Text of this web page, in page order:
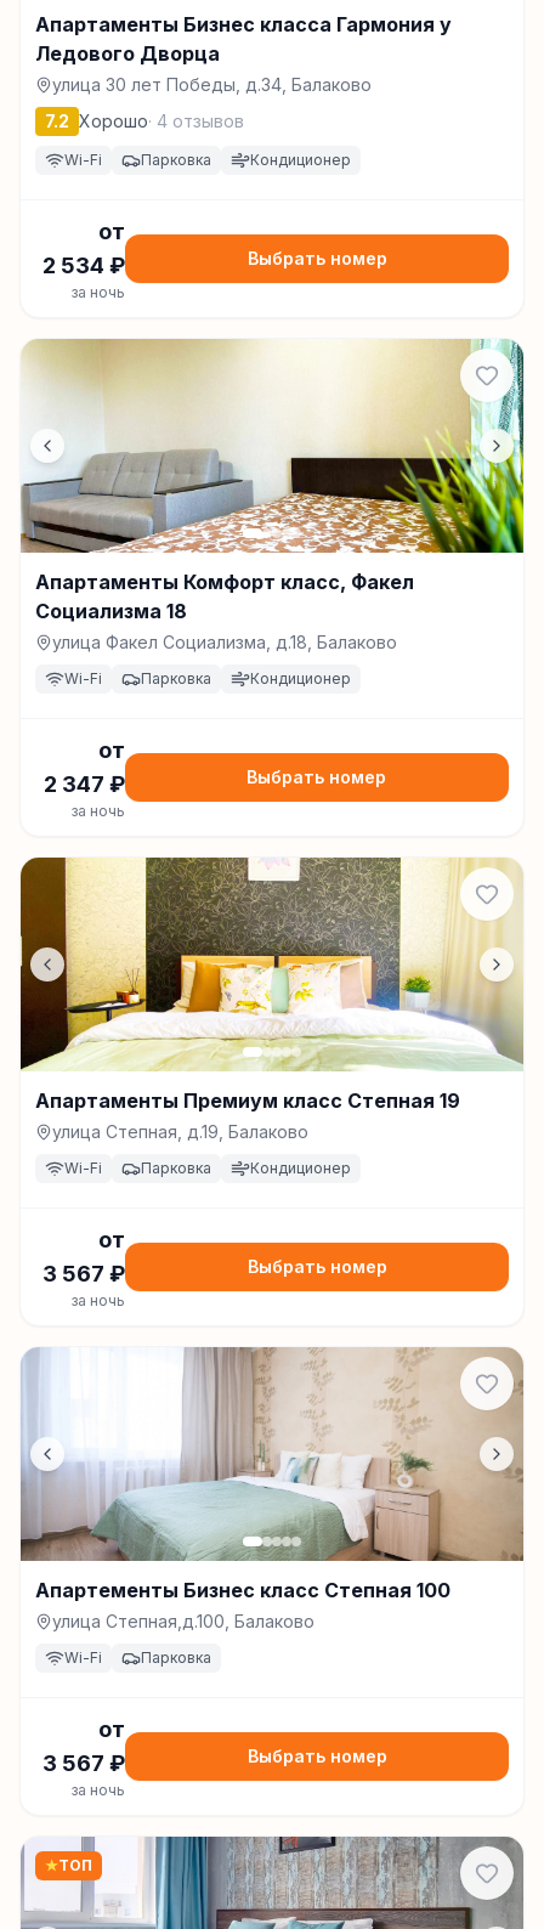
Апартаменты Бизнес класса Гармония у
Ледового Дворца
улица 30 лет Победы, д.34, Балаково
7.2 Хорошо· 4 отзывов
Wi-Fi Парковка Кондиционер
от
2 534 ₽
за ночь
Выбрать номер
Апартаменты Комфорт класс, Факел
Социализма 18
улица Факел Социализма, д.18, Балаково
Wi-Fi Парковка Кондиционер
от
2 347 ₽
за ночь
Выбрать номер
Апартаменты Премиум класс Степная 19
улица Степная, д.19, Балаково
Wi-Fi Парковка Кондиционер
от
3 567 ₽
за ночь
Выбрать номер
Апартементы Бизнес класс Степная 100
улица Степная,д.100, Балаково
Wi-Fi Парковка
от
3 567 ₽
за ночь
Выбрать номер
★ТОП